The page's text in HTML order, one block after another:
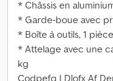
* Châssis en
* Garde-boue avec
* Boîte à outils, 1 pièce
* Attelage avec une
kg
Codpefq I Dlofx Af